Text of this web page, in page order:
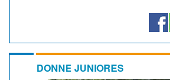
DONNE JUNIORES